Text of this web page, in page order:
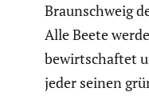
Braun­schweig
Alle Beete
bewirt­schaftet
jeder seinen